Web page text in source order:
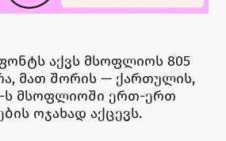
აქვს მსოფლიოს 805
მათ შორის — ქართულის,
ს მსოფლიოში ერთ-ერთ
ოჯახად აქცევს.